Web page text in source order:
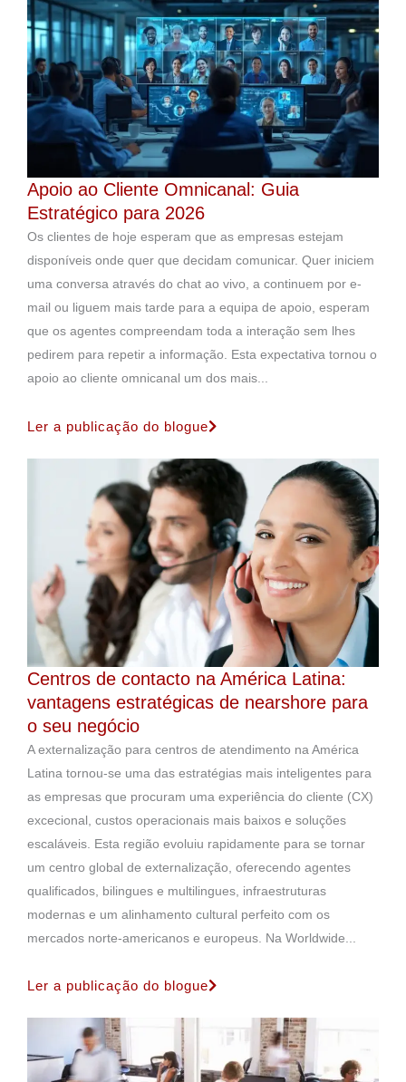
Apoio ao Cliente Omnicanal: Guia
Estratégico para 2026
Os clientes de hoje esperam que as empresas estejam
disponíveis onde quer que decidam comunicar. Quer iniciem
uma conversa através do chat ao vivo, a continuem por e-
mail ou liguem mais tarde para a equipa de apoio, esperam
que os agentes compreendam toda a interação sem lhes
pedirem para repetir a informação. Esta expectativa tornou o
apoio ao cliente omnicanal um dos mais...
Ler a publicação do blogue
Centros de contacto na América Latina:
vantagens estratégicas de nearshore para
o seu negócio
A externalização para centros de atendimento na América
Latina tornou-se uma das estratégias mais inteligentes para
as empresas que procuram uma experiência do cliente (CX)
excecional, custos operacionais mais baixos e soluções
escaláveis. Esta região evoluiu rapidamente para se tornar
um centro global de externalização, oferecendo agentes
qualificados, bilingues e multilingues, infraestruturas
modernas e um alinhamento cultural perfeito com os
mercados norte-americanos e europeus. Na Worldwide...
Ler a publicação do blogue